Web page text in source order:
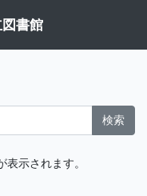
書館
検索
示されます。